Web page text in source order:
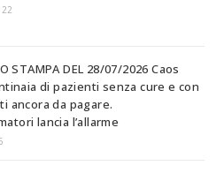
STAMPA DEL 28/07/2026 Caos
di pazienti senza cure e con
ancora da pagare.
lancia l’allarme